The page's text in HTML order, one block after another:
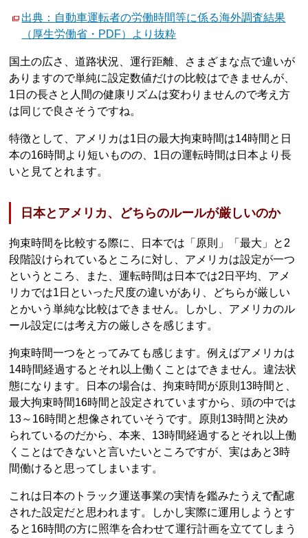
出典：自動車運転者の労働時間等に係る海外調査結果
（厚生労働省・PDF）より抜粋
国土の広さ、道路状況、運行距離、さまざまな点で違いが
ありますので単純に設定数値だけの比較はできませんが、
1日の長さと人間の健康リズムは変わりませんので考え方
は同じで良さそうですね。
特徴として、アメリカは1日の最大拘束時間は14時間と日
本の16時間より短いものの、1日の運転時間は日本より長
いと見てとれます。
日本とアメリカ、どちらのルールが厳しいのか
拘束時間を比較する際に、日本では「原則」「最大」と2
段階設けられているところに対し、アメリカは設定が一つ
というところ、また、運転時間は日本では2日平均、アメ
リカでは1日といった尺度の違いがあり、どちらが厳しい
とかいう単純な比較はできません。しかし、アメリカのル
ール設定には考え方の厳しさを感じます。
拘束時間一つをとってみても感じます。例えばアメリカは
14時間経過するとそれ以上働くことはできません。違法状
態になります。日本の場合は、拘束時間が原則13時間と、
最大拘束時間16時間と設定されていますから、頭の中では
13～16時間と想像されていそうです。原則13時間と決め
られているのだから、本来、13時間経過するとそれ以上働
くことはできないと言いたいところですが、実はあと3時
間働けると思ってしまいます。
これは日本のトラック運送事業の実情を鑑みたうえで配慮
された設定だと思われます。しかし実際に運用しようとす
ると16時間の方に照準を合わせて運行計画を立ててしまう